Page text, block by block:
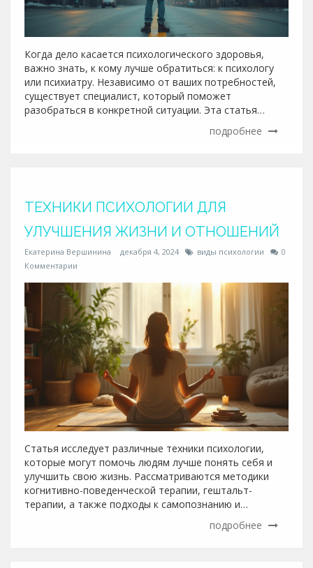
Когда дело касается психологического здоровья,
важно знать, к кому лучше обратиться: к психологу
или психиатру. Независимо от ваших потребностей,
существует специалист, который поможет
разобраться в конкретной ситуации. Эта статья
поможет определить, какая помощь будет наиболее
эффективной в вашей ситуации, предоставив
подробнее
ТЕХНИКИ ПСИХОЛОГИИ ДЛЯ
УЛУЧШЕНИЯ ЖИЗНИ И ОТНОШЕНИЙ
Екатерина Вершинина декабря 4, 2024 виды психологии
0
Комментарии
Статья исследует различные техники психологии,
которые могут помочь людям лучше понять себя и
улучшить свою жизнь. Рассматриваются методики
когнитивно-поведенческой терапии, гештальт-
терапии, а также подходы к самопознанию и
только в терапии, но и в повседневной жизни для
подробнее